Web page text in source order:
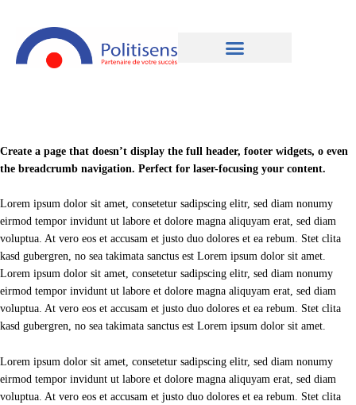
Create a page that doesn’t display the full header, footer widgets, o even
the breadcrumb navigation. Perfect for laser-focusing your content.
Lorem ipsum dolor sit amet, consetetur sadipscing elitr, sed diam nonumy
eirmod tempor invidunt ut labore et dolore magna aliquyam erat, sed diam
voluptua. At vero eos et accusam et justo duo dolores et ea rebum. Stet clita
kasd gubergren, no sea takimata sanctus est Lorem ipsum dolor sit amet.
Lorem ipsum dolor sit amet, consetetur sadipscing elitr, sed diam nonumy
eirmod tempor invidunt ut labore et dolore magna aliquyam erat, sed diam
voluptua. At vero eos et accusam et justo duo dolores et ea rebum. Stet clita
kasd gubergren, no sea takimata sanctus est Lorem ipsum dolor sit amet.
Lorem ipsum dolor sit amet, consetetur sadipscing elitr, sed diam nonumy
eirmod tempor invidunt ut labore et dolore magna aliquyam erat, sed diam
voluptua. At vero eos et accusam et justo duo dolores et ea rebum. Stet clita